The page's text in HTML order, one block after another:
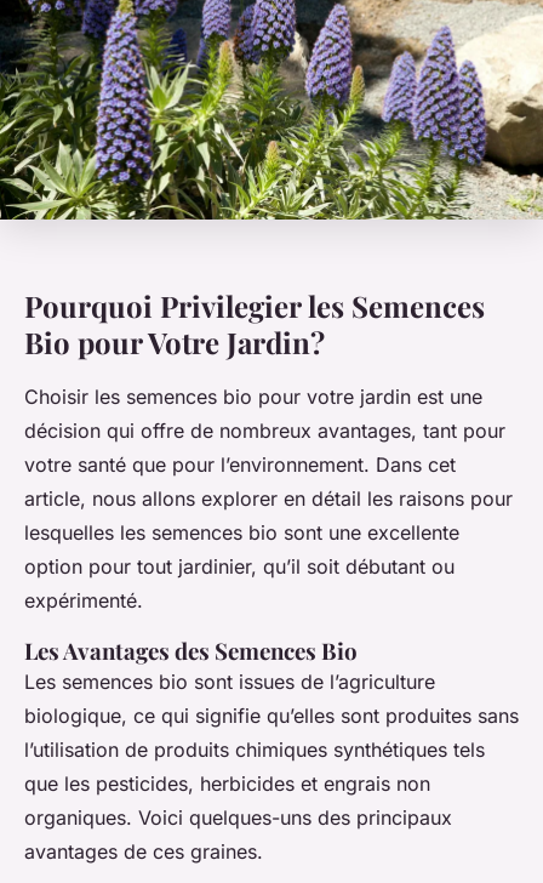
Pourquoi Privilegier les Semences
Bio pour Votre Jardin?
Choisir les semences bio pour votre jardin est une
décision qui offre de nombreux avantages, tant pour
votre santé que pour l’environnement. Dans cet
article, nous allons explorer en détail les raisons pour
lesquelles les semences bio sont une excellente
option pour tout jardinier, qu’il soit débutant ou
expérimenté.
Les Avantages des Semences Bio
Les semences bio sont issues de l’agriculture
biologique, ce qui signifie qu’elles sont produites sans
l’utilisation de produits chimiques synthétiques tels
que les pesticides, herbicides et engrais non
organiques. Voici quelques-uns des principaux
avantages de ces graines.